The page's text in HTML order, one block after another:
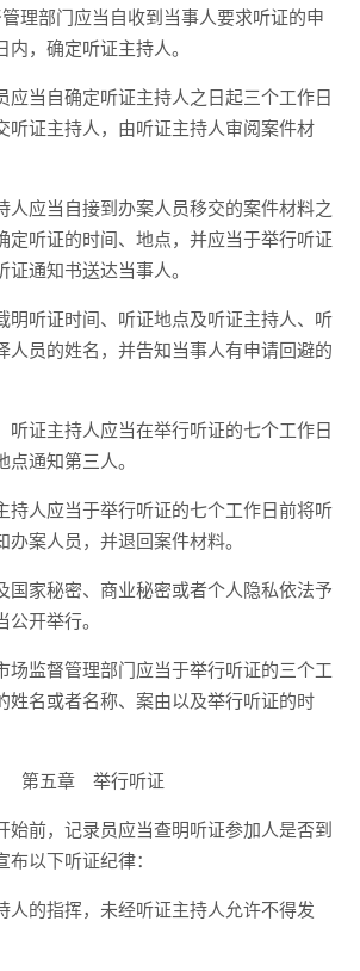
理部门应当自收到当事人要求听证的申
，确定听证主持人。
当自确定听证主持人之日起三个工作日
听证主持人，由听证主持人审阅案件材
应当自接到办案人员移交的案件材料之
定听证的时间、地点，并应当于举行听证
通知书送达当事人。
明听证时间、听证地点及听证主持人、听
人员的姓名，并告知当事人有申请回避的
听证主持人应当在举行听证的七个工作日
通知第三人。
人应当于举行听证的七个工作日前将听
案人员，并退回案件材料。
家秘密、商业秘密或者个人隐私依法予
开举行。
场监督管理部门应当于举行听证的三个工
姓名或者名称、案由以及举行听证的时
第五章 举行听证
前，记录员应当查明听证参加人是否到
以下听证纪律：
人的指挥，未经听证主持人允许不得发